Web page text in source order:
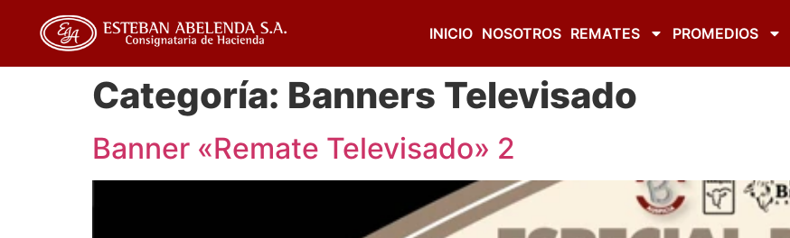
INICIO NOSOTROS REMATES PROMEDIOS
Categoría: Banners Televisado
Banner «Remate Televisado» 2